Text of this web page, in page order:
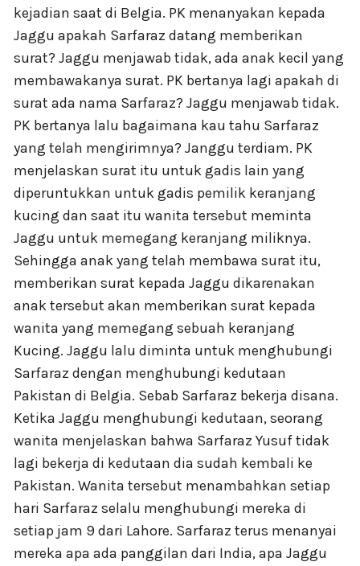
kejadian saat di Belgia. PK menanyakan kepada
Jaggu apakah Sarfaraz datang memberikan
surat? Jaggu menjawab tidak, ada anak kecil yang
membawakanya surat. PK bertanya lagi apakah di
surat ada nama Sarfaraz? Jaggu menjawab tidak.
PK bertanya lalu bagaimana kau tahu Sarfaraz
yang telah mengirimnya? Janggu terdiam. PK
menjelaskan surat itu untuk gadis lain yang
diperuntukkan untuk gadis pemilik keranjang
kucing dan saat itu wanita tersebut meminta
Jaggu untuk memegang keranjang miliknya.
Sehingga anak yang telah membawa surat itu,
memberikan surat kepada Jaggu dikarenakan
anak tersebut akan memberikan surat kepada
wanita yang memegang sebuah keranjang
Kucing. Jaggu lalu diminta untuk menghubungi
Sarfaraz dengan menghubungi kedutaan
Pakistan di Belgia. Sebab Sarfaraz bekerja disana.
Ketika Jaggu menghubungi kedutaan, seorang
wanita menjelaskan bahwa Sarfaraz Yusuf tidak
lagi bekerja di kedutaan dia sudah kembali ke
Pakistan. Wanita tersebut menambahkan setiap
hari Sarfaraz selalu menghubungi mereka di
setiap jam 9 dari Lahore. Sarfaraz terus menanyai
mereka apa ada panggilan dari India, apa Jaggu